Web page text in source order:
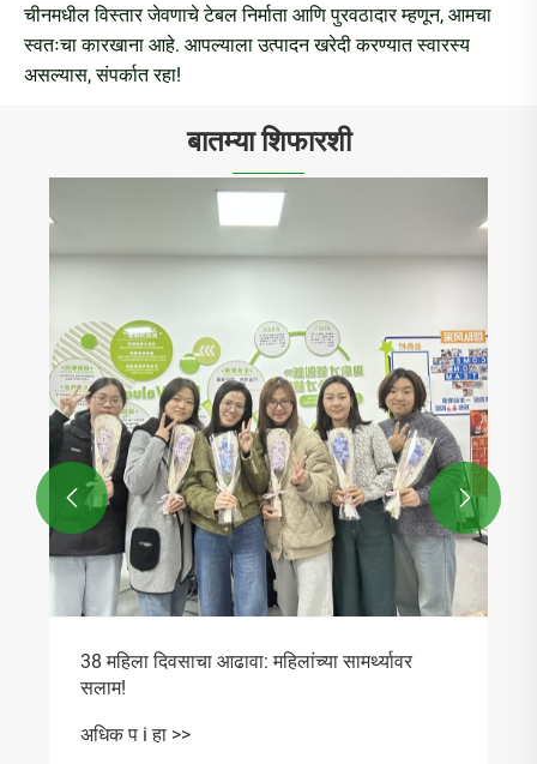
चीनमधील विस्तार जेवणाचे टेबल निर्माता आणि पुरवठादार म्हणून, आमचा
स्वतःचा कारखाना आहे. आपल्याला उत्पादन खरेदी करण्यात स्वारस्य
असल्यास, संपर्कात रहा!
बातम्या शिफारशी
38 महिला दिवसाचा आढावा: महिलांच्या सामर्थ्यावर
सलाम!
अधिक प i हा >>
 